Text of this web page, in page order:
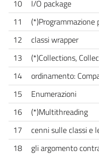
10
I/O package
11
(*)Programmazione
12
classi wrapper
13
(*)Collections,
14
ordinamento:
15
Enumerazioni
16
(*)Multithreading
17
cenni sulle classi e
18
gli argomento